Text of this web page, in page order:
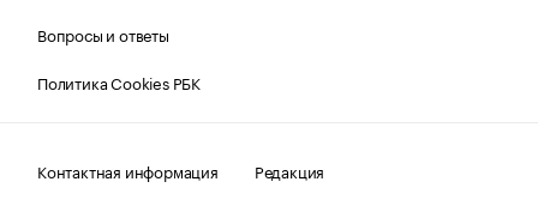
Вопросы и ответы
Политика Cookies РБК
Контактная информация Редакция